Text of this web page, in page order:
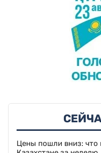
Цены пошли вниз: что